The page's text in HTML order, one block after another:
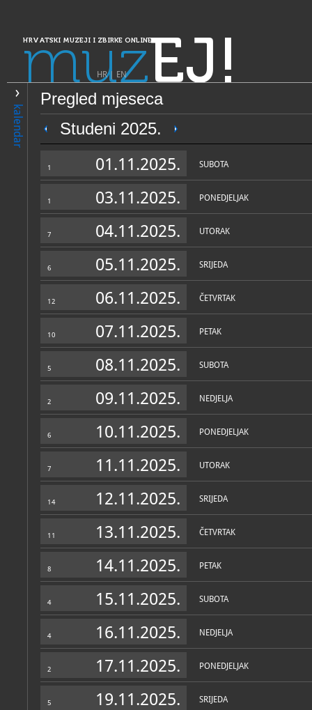
HRVATSKI MUZEJI I ZBIRKE ONLINE
muzEJ!
HR| EN
kalendar
Pregled mjeseca
Studeni 2025.
1 01.11.2025. SUBOTA
1 03.11.2025. PONEDJELJAK
7 04.11.2025. UTORAK
6 05.11.2025. SRIJEDA
12 06.11.2025. ČETVRTAK
10 07.11.2025. PETAK
5 08.11.2025. SUBOTA
2 09.11.2025. NEDJELJA
6 10.11.2025. PONEDJELJAK
7 11.11.2025. UTORAK
14 12.11.2025. SRIJEDA
11 13.11.2025. ČETVRTAK
8 14.11.2025. PETAK
4 15.11.2025. SUBOTA
4 16.11.2025. NEDJELJA
2 17.11.2025. PONEDJELJAK
5 19.11.2025. SRIJEDA
PRETRAŽIVANJE
Dalmacija
Arheološki muzej Zadar -
starina
OPĆI PODACI
Zbirke